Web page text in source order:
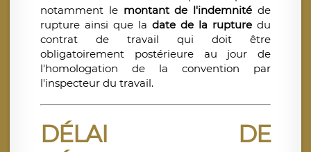
notamment le montant de l'indemnité de
rupture ainsi que la date de la rupture du
contrat de travail qui doit être
obligatoirement postérieure au jour de
l'homologation de la convention par
l'inspecteur du travail.
DÉLAI DE